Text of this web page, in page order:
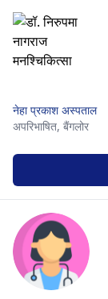
नेहा प्रकाश अस्पताल
अपरिभाषित, बैंगलोर